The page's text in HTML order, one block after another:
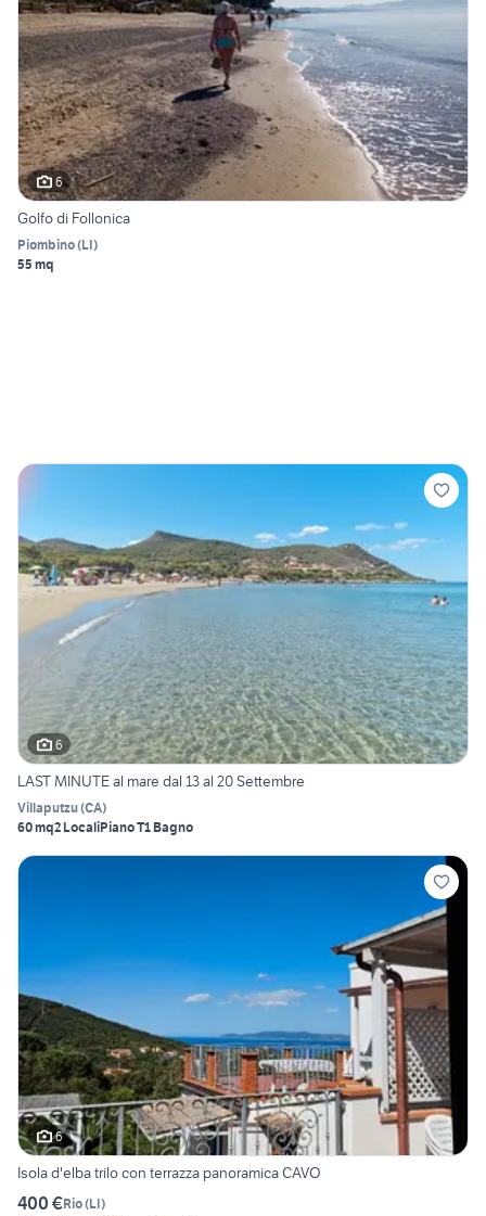
6
Golfo di Follonica
Piombino(LI)
55 mq
6
LAST MINUTE al mare dal 13 al 20 Settembre
Villaputzu(CA)
60 mq2 LocaliPiano T1 Bagno
6
Isola d'elba trilo con terrazza panoramica CAVO
400 €Rio(LI)